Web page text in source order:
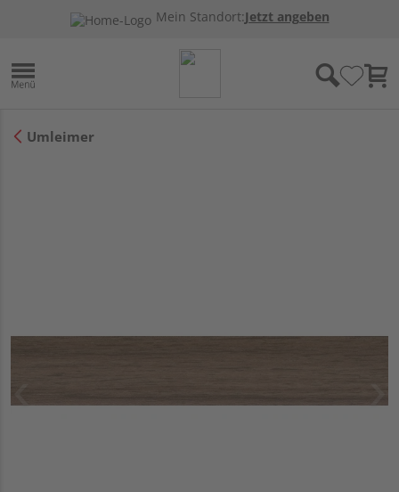
Mein Standort:Jetzt angeben
Umleimer